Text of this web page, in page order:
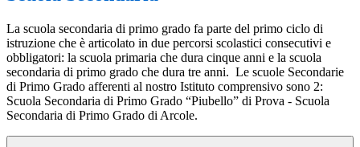
La scuola secondaria di primo grado fa parte del primo ciclo di
istruzione che è articolato in due percorsi scolastici consecutivi e
obbligatori: la scuola primaria che dura cinque anni e la scuola
secondaria di primo grado che dura tre anni. Le scuole Secondarie
di Primo Grado afferenti al nostro Istituto comprensivo sono 2:
Scuola Secondaria di Primo Grado “Piubello” di Prova - Scuola
Secondaria di Primo Grado di Arcole.